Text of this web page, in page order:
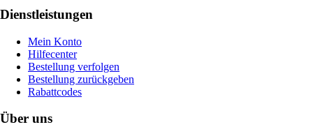
Dienstleistungen
Mein Konto
Hilfecenter
Bestellung verfolgen
Bestellung zurückgeben
Rabattcodes
Über uns